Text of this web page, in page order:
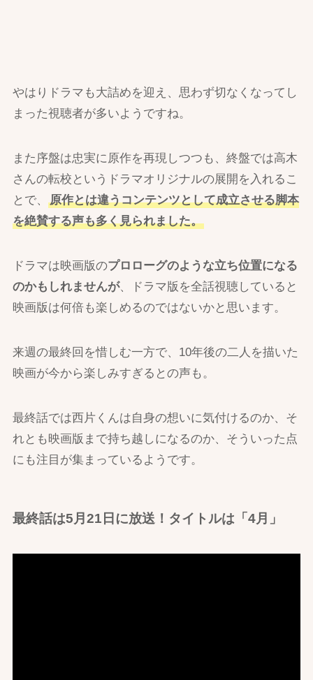
やはりドラマも大詰めを迎え、思わず切なくなってし
まった視聴者が多いようですね。
また序盤は忠実に原作を再現しつつも、終盤では高木
さんの転校というドラマオリジナルの展開を入れるこ
とで、
原作とは違うコンテンツとして成立させる脚本
を絶賛する声も多く見られました。
ドラマは映画版のプロローグのような立ち位置になる
のかもしれませんが、ドラマ版を全話視聴していると
映画版は何倍も楽しめるのではないかと思います。
来週の最終回を惜しむ一方で、10年後の二人を描いた
映画が今から楽しみすぎるとの声も。
最終話では西片くんは自身の想いに気付けるのか、そ
れとも映画版まで持ち越しになるのか、そういった点
にも注目が集まっているようです。
最終話は5月21日に放送！タイトルは「4月」